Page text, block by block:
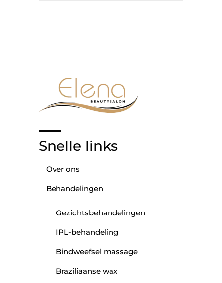
Snelle links
Over ons
Behandelingen
Gezichtsbehandelingen
IPL-behandeling
Bindweefsel massage
Braziliaanse wax